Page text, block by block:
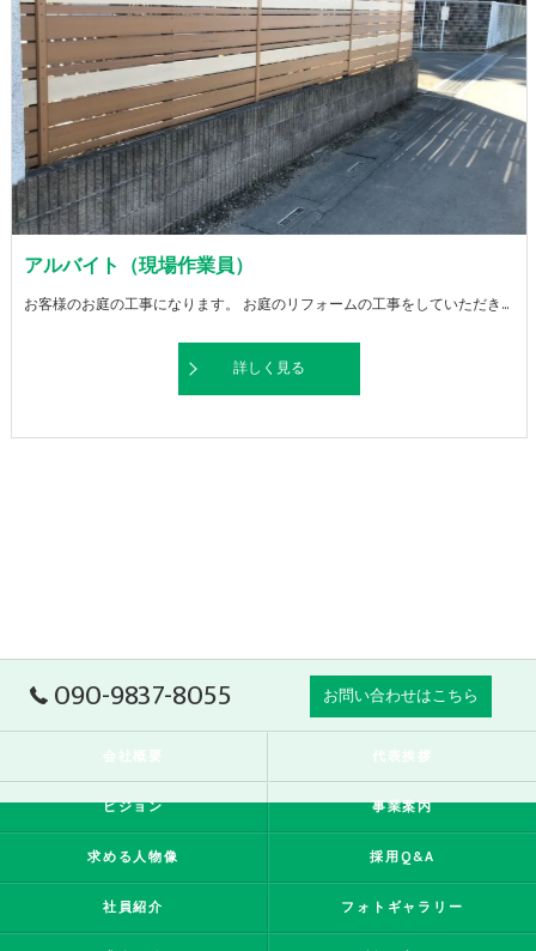
アルバイト（現場作業員）
お客様のお庭の工事になります。 お庭のリフォームの工事をしていただきます。 ※軽作業あり
詳しく見る
090-9837-8055 お問い合わせはこちら
会社概要 代表挨拶
ビジョン 事業案内
求める人物像 採用Q&A
社員紹介 フォトギャラリー